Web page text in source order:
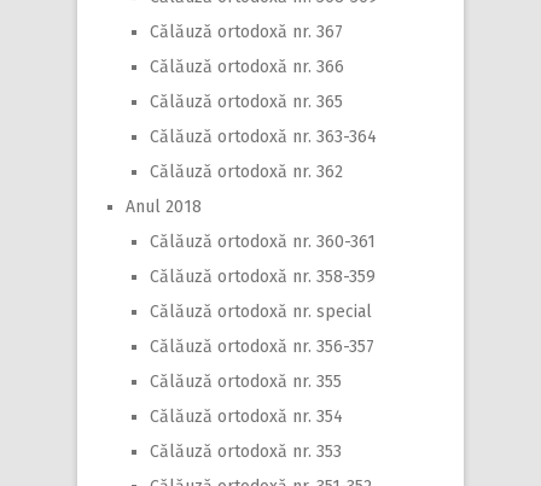
Călăuză ortodoxă nr. 367
Călăuză ortodoxă nr. 366
Călăuză ortodoxă nr. 365
Călăuză ortodoxă nr. 363-364
Călăuză ortodoxă nr. 362
Anul 2018
Călăuză ortodoxă nr. 360-361
Călăuză ortodoxă nr. 358-359
Călăuză ortodoxă nr. special
Călăuză ortodoxă nr. 356-357
Călăuză ortodoxă nr. 355
Călăuză ortodoxă nr. 354
Călăuză ortodoxă nr. 353